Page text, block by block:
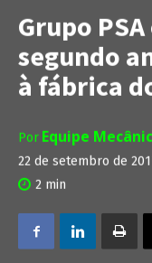
Grupo
segundo
à fábrica
Por Equipe
22 de setembro de
2 min